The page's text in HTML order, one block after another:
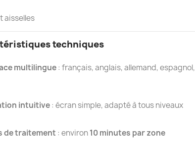
aisselles
techniques
multilingue: français, anglais, allemand, espagnol,
intuitive: écran simple, adapté à tous niveaux
de traitement : environ10 minutes par zone